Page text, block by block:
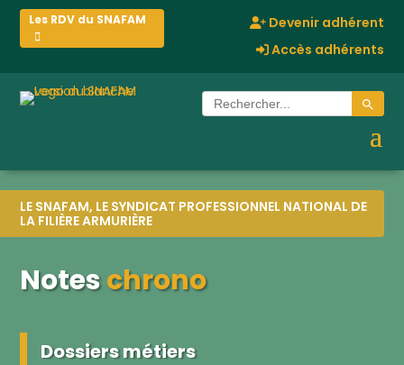
Les RDV du SNAFAM
Devenir adhérent
Accès adhérents
Search
for:
Search Button
LE SNAFAM, LE SYNDICAT PROFESSIONNEL NATIONAL DE
LA FILIÈRE ARMURIÈRE
Noteschrono
Dossiers métiers